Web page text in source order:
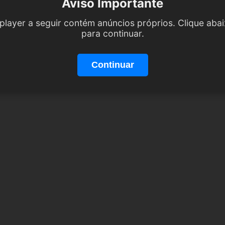
Aviso Importante
a seguir contém anúncios próprios. Clique
para continuar.
Continuar